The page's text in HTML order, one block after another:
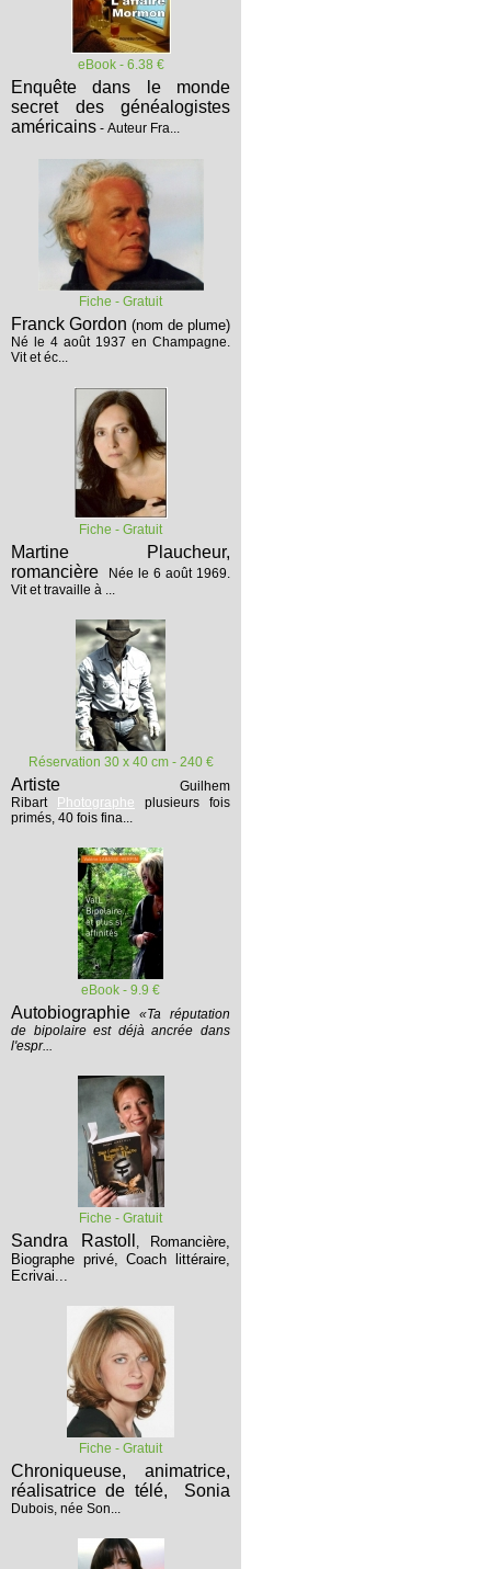
eBook - 6.38 €
Enquête dans le monde
secret des généalogistes
américains - Auteur Fra...
Fiche - Gratuit
Franck Gordon (nom de plume)
Né le 4 août 1937 en Champagne.
Vit et éc...
Fiche - Gratuit
Martine Plaucheur,
romancière
Née le 6 août 1969.
Vit et travaille à ...
Réservation 30 x 40 cm - 240 €
Artiste
Guilhem
Ribart
Photographe plusieurs fois
primés, 40 fois fina...
eBook - 9.9 €
Autobiographie «Ta réputation
de bipolaire est déjà ancrée dans
l'espr...
Fiche - Gratuit
Sandra Rastoll ,
Romancière,
Biographe privé, Coach littéraire,
Ecrivai...
Fiche - Gratuit
Chroniqueuse, animatrice,
réalisatrice de télé,
Sonia
Dubois, née Son...